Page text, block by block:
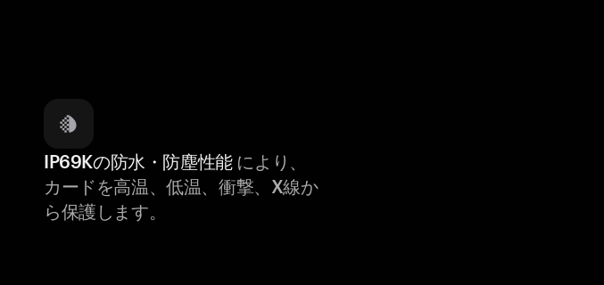
IP69Kの防水・防塵性能により、
カードを高温、低温、衝撃、X線か
ら保護します。